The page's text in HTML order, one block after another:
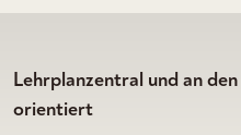
Lehrplanzentral und an
orientiert